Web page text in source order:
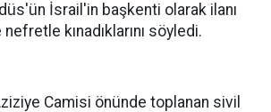
İsrail'in başkenti olarak ilanı
kınadıklarını söyledi.
Camisi önünde toplanan sivil